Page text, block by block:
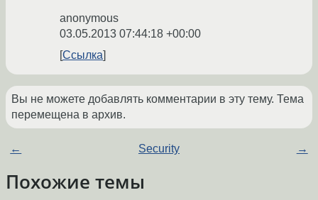
anonymous
03.05.2013 07:44:18 +00:00
Ссылка
Вы не можете добавлять комментарии в эту тему. Тема
перемещена в архив.
← Security →
Похожие темы